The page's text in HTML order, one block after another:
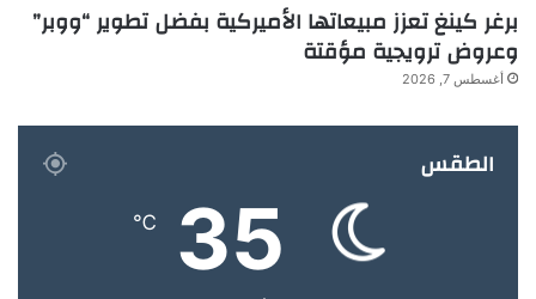
برغر كينغ تعزز مبيعاتها الأميركية بفضل تطوير “ووبر”
وعروض ترويجية مؤقتة
أغسطس 7, 2026
الطقس
35
℃